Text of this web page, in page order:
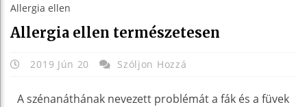
Allergia ellen
Allergia ellen természetesen
2019 Jún 20 Szóljon Hozzá
A szénanáthának nevezett problémát a fák és a füvek